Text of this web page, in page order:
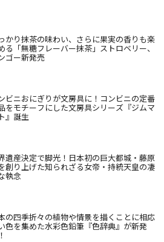
かり抹茶の味わい、さらに果実の香りも楽
る「無糖フレーバー抹茶」ストロベリー、
ゴー新発売
ビニおにぎりが文房具に！コンビニの定番
をモチーフにした文房具シリーズ『ジムマ
』誕生
遺産決定で脚光！日本初の巨大都城・藤原
創り上げた知られざる女帝・持統天皇の凄
執念
の四季折々の植物や情景を描くことに相応
色を集めた水彩色鉛筆『色辞典』が新発